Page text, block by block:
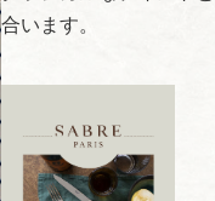
合います。